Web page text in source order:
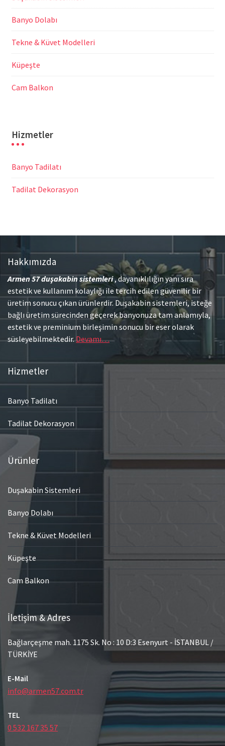
Banyo Dolabı
Tekne & Küvet Modelleri
Küpeşte
Cam Balkon
Hizmetler
Banyo Tadilatı
Tadilat Dekorasyon
Hakkımızda
Armen 57duşakabin sistemleri, dayanıklılığın yanı sıra
estetik ve kullanım kolaylığı ile tercih edilen güvenilir bir
üretim sonucu çıkan ürünlerdir. Duşakabin sistemleri, isteğe
bağlı üretim sürecinden geçerek banyonuza tam anlamıyla,
estetik ve preminium birleşimin sonucu bir eser olarak
süsleyebilmektedir.Devamı…
Hizmetler
Banyo Tadilatı
Tadilat Dekorasyon
Ürünler
Duşakabin Sistemleri
Banyo Dolabı
Tekne & Küvet Modelleri
Küpeşte
Cam Balkon
İletişim & Adres
Bağlarçeşme mah. 1175 Sk. No : 10 D:3 Esenyurt - İSTANBUL /
TÜRKİYE
E-Mail
info@armen57.com.tr
TEL
0 532 167 35 57